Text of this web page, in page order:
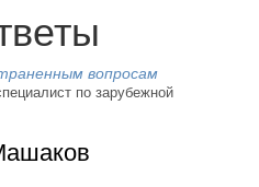
вопросам
по зарубежной